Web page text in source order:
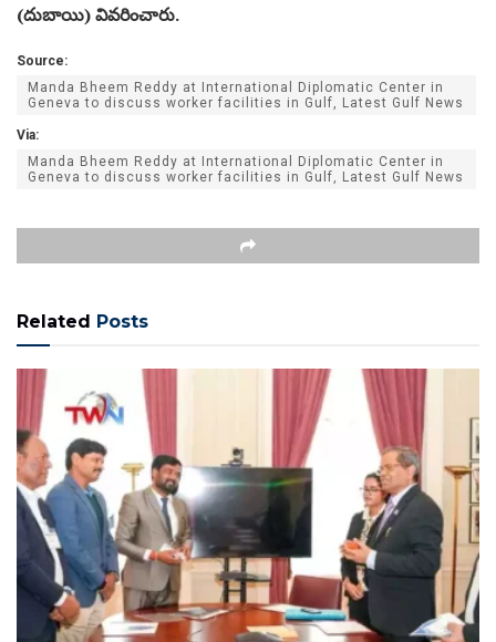
(దుబాయి) వివరించారు.
Source:
Manda Bheem Reddy at International Diplomatic Center in
Geneva to discuss worker facilities in Gulf, Latest Gulf News
Via:
Manda Bheem Reddy at International Diplomatic Center in
Geneva to discuss worker facilities in Gulf, Latest Gulf News
Related Posts